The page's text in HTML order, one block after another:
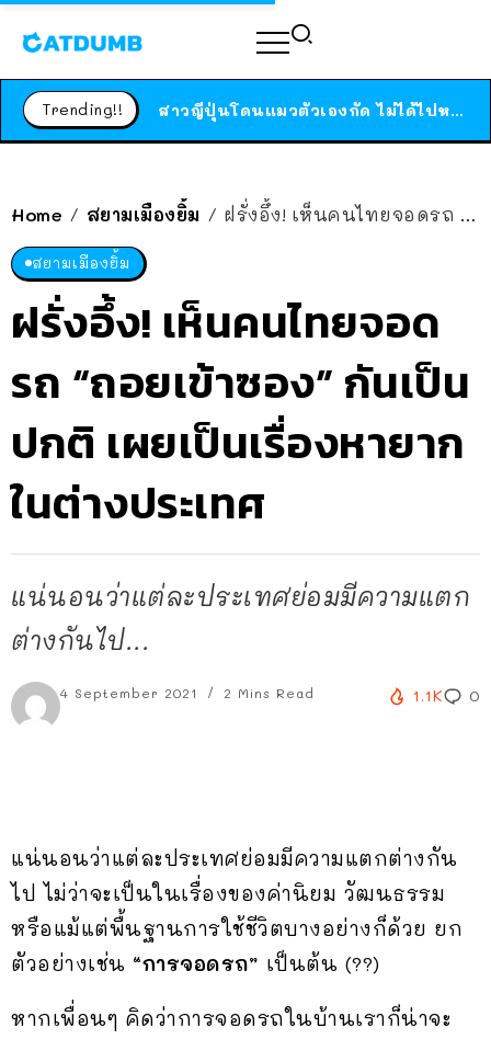
Trending!! สาวญี่ปุ่นโดนแมวตัวเองกัด ไม่ได้ไปหาหมอตั้งแต่เนิ่นๆ สุดท้ายขาบวม กลายเป็นโรคเนื้อเน่า เตือนทาสแมวทั้งหลายให้ระวัง
Home / สยามเมืองยิ้ม / ฝรั่งอึ้ง! เห็นคนไทยจอดรถ “ถอยเข้าซอง” กันเป็นปกติ เผยเป็นเรื่องหายากในต่างประเทศ
สยามเมืองยิ้ม
ฝรั่งอึ้ง! เห็นคนไทยจอด
รถ “ถอยเข้าซอง” กันเป็น
ปกติ เผยเป็นเรื่องหายาก
ในต่างประเทศ
แน่นอนว่าแต่ละประเทศย่อมมีความแตก
ต่างกันไป...
4 September 2021 2 Mins Read 1.1K 0
แน่นอนว่าแต่ละประเทศย่อมมีความแตกต่างกัน
ไป ไม่ว่าจะเป็นในเรื่องของค่านิยม วัฒนธรรม
หรือแม้แต่พื้นฐานการใช้ชีวิตบางอย่างก็ด้วย ยก
ตัวอย่างเช่น “การจอดรถ” เป็นต้น (??)
หากเพื่อนๆ คิดว่าการจอดรถในบ้านเราก็น่าจะ